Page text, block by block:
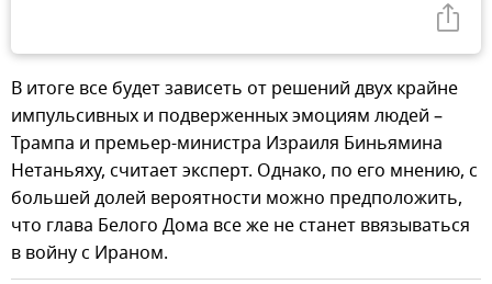
В итоге все будет зависеть от решений двух крайне
импульсивных и подверженных эмоциям людей –
Трампа и премьер-министра Израиля Биньямина
Нетаньяху, считает эксперт. Однако, по его мнению, с
большей долей вероятности можно предположить,
что глава Белого Дома все же не станет ввязываться
в войну с Ираном.